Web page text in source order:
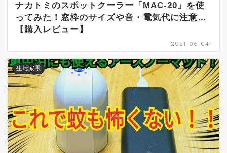
ナカトミのスポットクーラー「MAC-20」を使
ってみた！窓枠のサイズや音・電気代に注意…
【購入レビュー】
2021-06-04
生活家電